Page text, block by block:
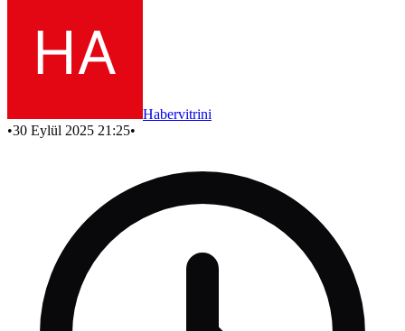
Habervitrini
•30 Eylül 2025 21:25•